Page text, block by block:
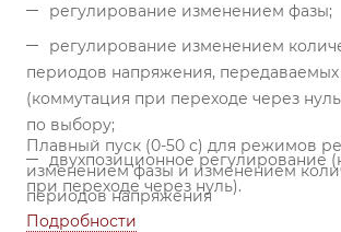
регулирование изменением фазы;
регулирование изменением
периодов напряжения, передаваемых
(коммутация при переходе через
по выбору;
двухпозиционное регулирование
при переходе через нуль).
Плавный пуск (0-50 с) для режимов
изменением фазы и изменением
периодов напряжения
Подробности